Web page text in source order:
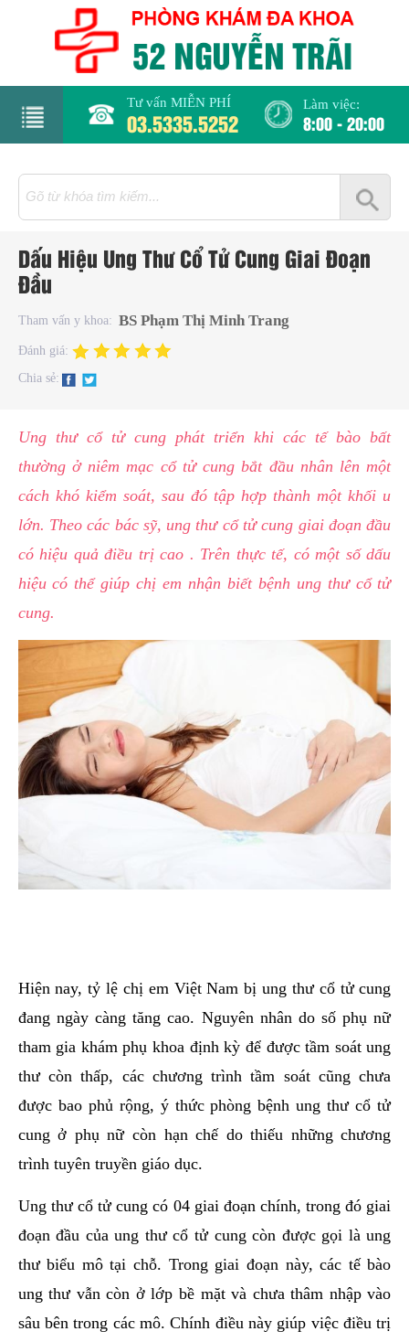
Tư vấn MIỄN PHÍ
03.5335.5252
Làm việc:
8:00 - 20:00
Dấu Hiệu Ung Thư Cổ Tử Cung Giai Đoạn
Đầu
Tham vấn y khoa: BS Phạm Thị Minh Trang
Đánh giá:
Chia sẻ:
Ung thư cổ tử cung phát triển khi các tế bào bất
thường ở niêm mạc cổ tử cung bắt đầu nhân lên một
cách khó kiểm soát, sau đó tập hợp thành một khối u
lớn. Theo các bác sỹ, ung thư cổ tử cung giai đoạn đầu
có hiệu quả điều trị cao . Trên thực tế, có một số dấu
hiệu có thể giúp chị em nhận biết bệnh ung thư cổ tử
cung.
Hiện nay, tỷ lệ chị em Việt Nam bị ung thư cổ tử cung
đang ngày càng tăng cao. Nguyên nhân do số phụ nữ
tham gia khám phụ khoa định kỳ để được tầm soát ung
thư còn thấp, các chương trình tầm soát cũng chưa
được bao phủ rộng, ý thức phòng bệnh ung thư cổ tử
cung ở phụ nữ còn hạn chế do thiếu những chương
trình tuyên truyền giáo dục.
Ung thư cổ tử cung có 04 giai đoạn chính, trong đó giai
đoạn đầu của ung thư cổ tử cung còn được gọi là ung
thư biểu mô tại chỗ. Trong giai đoạn này, các tế bào
ung thư vẫn còn ở lớp bề mặt và chưa thâm nhập vào
sâu bên trong các mô. Chính điều này giúp việc điều trị